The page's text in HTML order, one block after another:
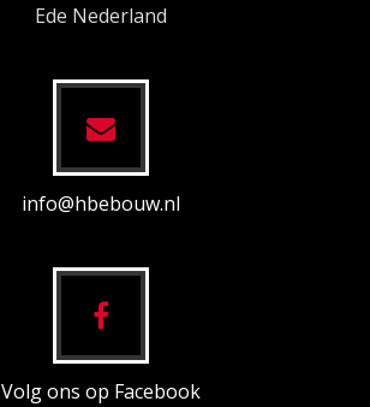
Ede Nederland
info@hbebouw.nl
Volg ons op Facebook